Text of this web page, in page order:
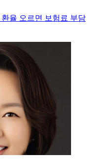
율 오르면 보험료 부담